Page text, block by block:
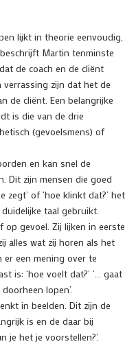
lijkt in theorie eenvoudig,
Martin tenminste
de coach en de cliënt
verrassing zijn dat het de
de cliënt. Een belangrijke
is die van de drie
(gevoelsmens) of
en kan snel de
Dit zijn mensen die goed
zegt’ of ‘hoe klinkt dat?’ het
taal gebruikt.
op gevoel. Zij lijken in eerste
alles wat zij horen als het
een mening over te
is: ‘hoe voelt dat?’ ‘… gaat
lopen’.
in beelden. Dit zijn de
is en de daar bij
je het je voorstellen?’.